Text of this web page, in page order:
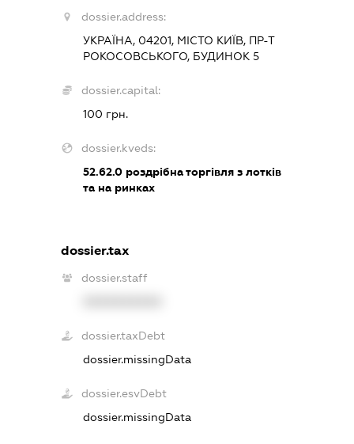
dossier.address:
УКРАЇНА, 04201, МІСТО КИЇВ, ПР-Т
РОКОСОВСЬКОГО, БУДИНОК 5
dossier.capital:
100 грн.
dossier.kveds:
52.62.0 роздрібна торгівля з лотків
та на ринках
dossier.tax
dossier.staff
dossier.taxDebt
dossier.missingData
dossier.esvDebt
dossier.missingData